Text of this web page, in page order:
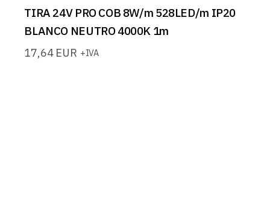
TIRA 24V PRO COB 8W/m 528LED/m IP20
BLANCO NEUTRO 4000K 1m
17,64 EUR +IVA